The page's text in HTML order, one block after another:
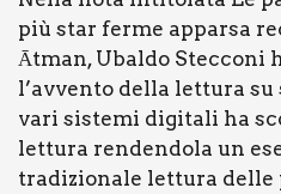
più star fer­me appar­sa
Ātman, Ubal­do Stec­co­ni
l’avvento del­la let­tu­ra su
vari siste­mi digi­ta­li ha
let­tu­ra ren­den­do­la un
tra­di­zio­na­le let­tu­ra